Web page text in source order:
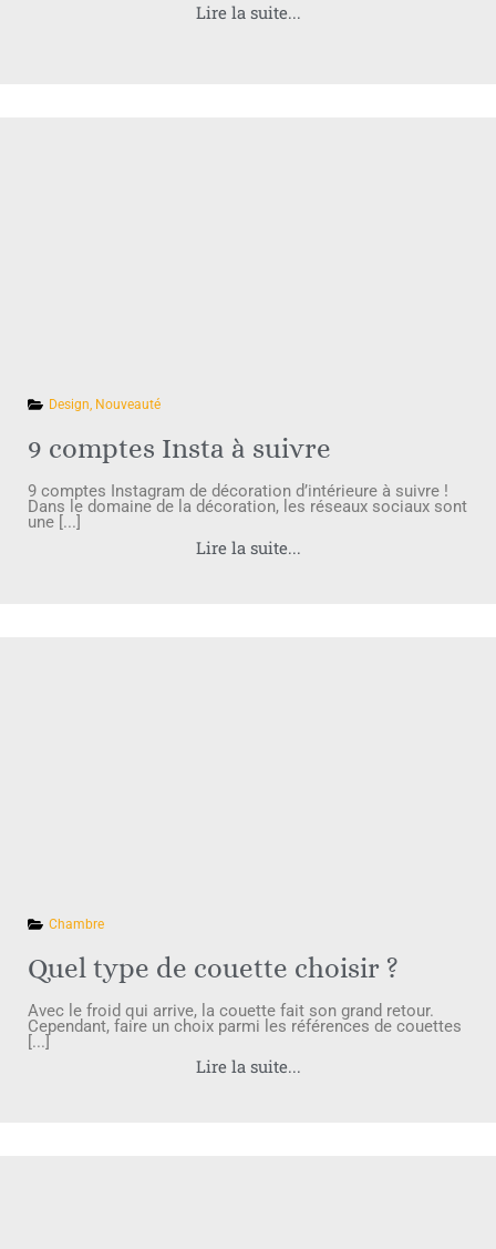
Lire la suite...
Design, Nouveauté
9 comptes Insta à suivre
9 comptes Instagram de décoration d’intérieure à suivre !
Dans le domaine de la décoration, les réseaux sociaux sont
une [...]
Lire la suite...
Chambre
Quel type de couette choisir ?
Avec le froid qui arrive, la couette fait son grand retour.
Cependant, faire un choix parmi les références de couettes
[...]
Lire la suite...